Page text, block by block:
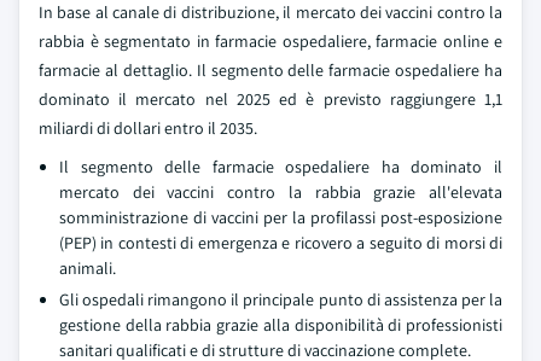
In base al canale di distribuzione, il mercato dei vaccini contro la
rabbia è segmentato in farmacie ospedaliere, farmacie online e
farmacie al dettaglio. Il segmento delle farmacie ospedaliere ha
dominato il mercato nel 2025 ed è previsto raggiungere 1,1
miliardi di dollari entro il 2035.
Il segmento delle farmacie ospedaliere ha dominato il
mercato dei vaccini contro la rabbia grazie all'elevata
somministrazione di vaccini per la profilassi post-esposizione
(PEP) in contesti di emergenza e ricovero a seguito di morsi di
animali.
Gli ospedali rimangono il principale punto di assistenza per la
gestione della rabbia grazie alla disponibilità di professionisti
sanitari qualificati e di strutture di vaccinazione complete.